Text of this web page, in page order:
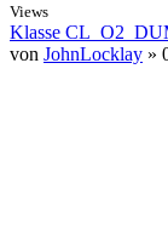
Views
Klasse
von JohnLocklay »